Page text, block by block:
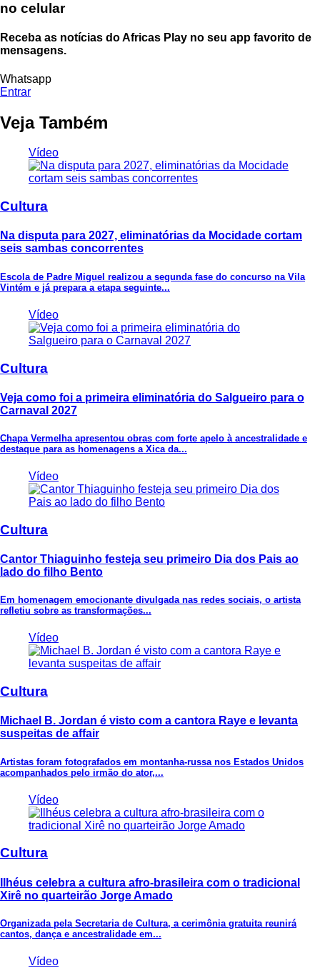
no celular
Receba as notícias do Africas Play no seu app favorito de
mensagens.
Whatsapp
Entrar
Veja Também
Vídeo
Cultura
Na disputa para 2027, eliminatórias da Mocidade cortam
seis sambas concorrentes
Escola de Padre Miguel realizou a segunda fase do concurso na Vila
Vintém e já prepara a etapa seguinte...
Vídeo
Cultura
Veja como foi a primeira eliminatória do Salgueiro para o
Carnaval 2027
Chapa Vermelha apresentou obras com forte apelo à ancestralidade e
destaque para as homenagens a Xica da...
Vídeo
Cultura
Cantor Thiaguinho festeja seu primeiro Dia dos Pais ao
lado do filho Bento
Em homenagem emocionante divulgada nas redes sociais, o artista
refletiu sobre as transformações...
Vídeo
Cultura
Michael B. Jordan é visto com a cantora Raye e levanta
suspeitas de affair
Artistas foram fotografados em montanha-russa nos Estados Unidos
acompanhados pelo irmão do ator,...
Vídeo
Cultura
Ilhéus celebra a cultura afro-brasileira com o tradicional
Xirê no quarteirão Jorge Amado
Organizada pela Secretaria de Cultura, a cerimônia gratuita reunirá
cantos, dança e ancestralidade em...
Vídeo